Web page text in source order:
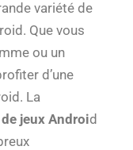
variété de
Que vous
ou un
d’une
La
jeux Android